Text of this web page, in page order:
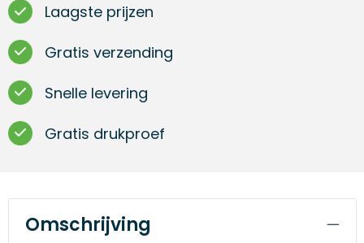
Laagste prijzen
Gratis verzending
Snelle levering
Gratis drukproef
Omschrijving